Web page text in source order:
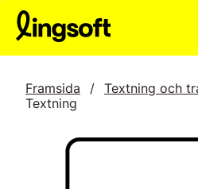
Hoppa
innehållet
Framsida / Textning och
Textning